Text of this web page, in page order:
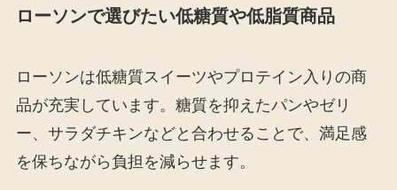
ローソンで選びたい低糖質や低脂質商品
ローソンは低糖質スイーツやプロテイン入りの商
品が充実しています。糖質を抑えたパンやゼリ
ー、サラダチキンなどと合わせることで、満足感
を保ちながら負担を減らせます。